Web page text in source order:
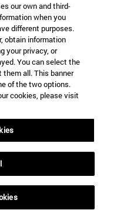
Arte Navarro
our own and third-
when you
different purposes.
obtain information
your privacy, or
You can select the
all. This banner
of the two options.
cookies, please visit